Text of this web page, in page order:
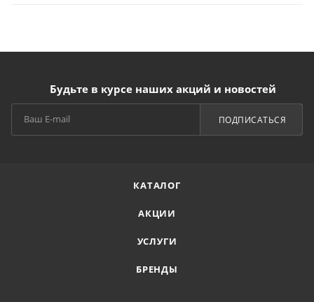
Будьте в курсе наших акций и новостей
ПОДПИСАТЬСЯ
КАТАЛОГ
АКЦИИ
УСЛУГИ
БРЕНДЫ